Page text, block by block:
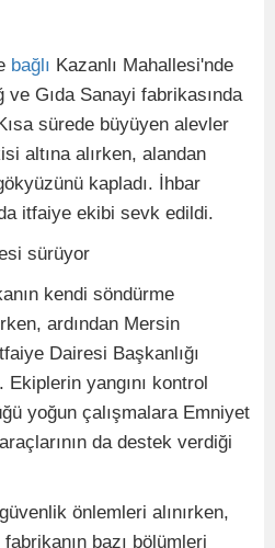
bağlı Kazanlı Mahallesi'nde
ve Gıda Sanayi fabrikasında
sürede büyüyen alevler
altına alırken, alandan
kapladı. İhbar
itfaiye ekibi sevk edildi.
sürüyor
kendi söndürme
ardından Mersin
Dairesi Başkanlığı
yangını kontrol
yoğun çalışmalara Emniyet
da destek verdiği
önlemleri alınırken,
bazı bölümleri